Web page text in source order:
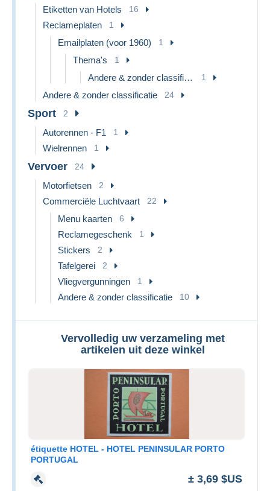
Etiketten van Hotels 16
Reclameplaten 1
Emailplaten (voor 1960) 1
Thema's 1
Andere & zonder classificatie 1
Andere & zonder classificatie 24
Sport 2
Autorennen - F1 1
Wielrennen 1
Vervoer 24
Motorfietsen 2
Commerciële Luchtvaart 22
Menu kaarten 6
Reclamegeschenk 1
Stickers 2
Tafelgerei 2
Vliegvergunningen 1
Andere & zonder classificatie 10
Vervolledig uw verzameling met
artikelen uit deze winkel
étiquette HOTEL - HOTEL PENINSULAR PORTO
PORTUGAL
± 3,69 $US